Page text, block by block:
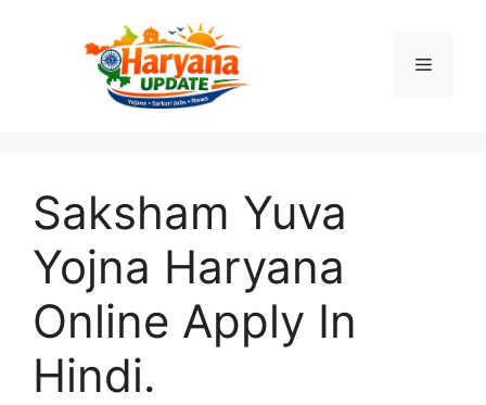
Menu
Saksham Yuva
Yojna Haryana
Online Apply In
Hindi.